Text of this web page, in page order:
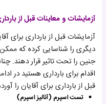
آزمایشات و معاینات قبل از
آزمایشات قبل از بارداری برای
دیگری را شناسایی کرده که
جنین را تحت تاثیر قرار دهند.
اقدام برای بارداری هستید در
قبل از بارداری برای آقایان را
تست اسپرم (آنالیز اسپرم)